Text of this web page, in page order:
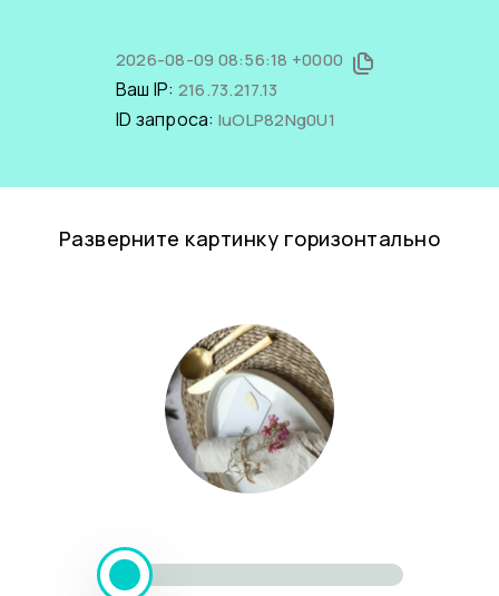
2026-08-09 08:56:18 +0000
Ваш IP: 216.73.217.13
ID запроса: IuOLP82Ng0U1
Разверните картинку горизонтально